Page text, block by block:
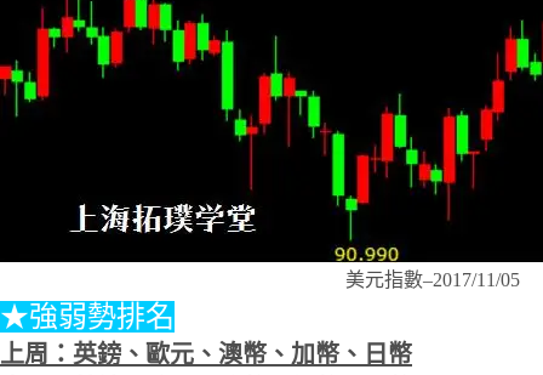
美元指數–2017/11/05
★強弱勢排名
上周：英鎊、歐元、澳幣、加幣、日幣